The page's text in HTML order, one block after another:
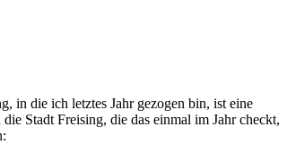
in die ich letztes Jahr gezogen bin, ist eine
Stadt Freising, die das einmal im Jahr checkt,